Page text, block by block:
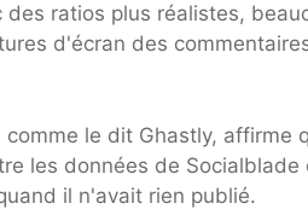
ratios plus réalistes,
d'écran des
le dit Ghastly, affirme
les données de
il n'avait rien publié.